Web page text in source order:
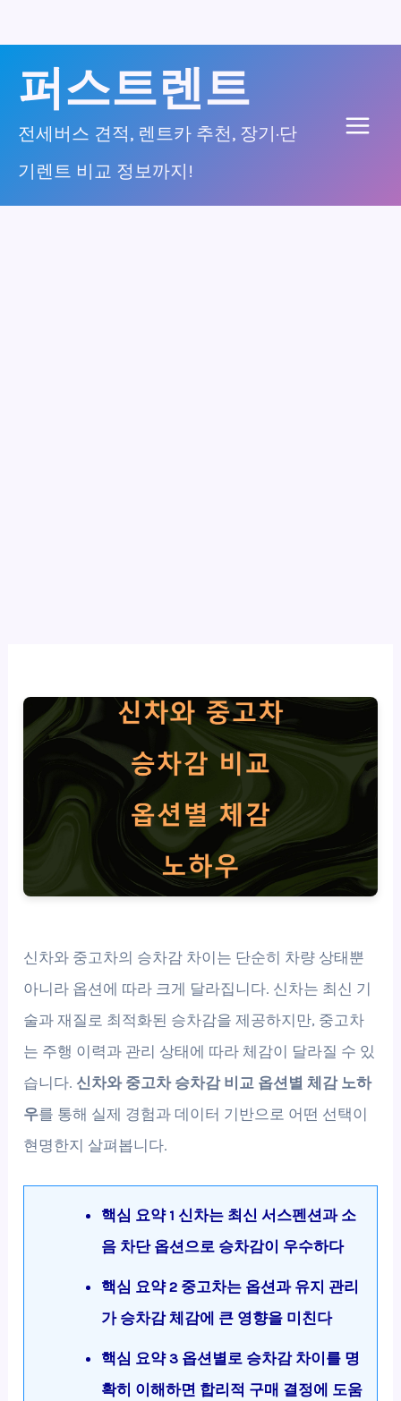
너
퍼스트렌트
전세버스 견적, 렌트카 추천, 장기·단
기렌트 비교 정보까지!
신차와 중고차의 승차감 차이는 단순히 차량 상태뿐
아니라 옵션에 따라 크게 달라집니다. 신차는 최신 기
술과 재질로 최적화된 승차감을 제공하지만, 중고차
는 주행 이력과 관리 상태에 따라 체감이 달라질 수 있
습니다. 신차와 중고차 승차감 비교 옵션별 체감 노하
우를 통해 실제 경험과 데이터 기반으로 어떤 선택이
현명한지 살펴봅니다.
핵심 요약 1 신차는 최신 서스펜션과 소
음 차단 옵션으로 승차감이 우수하다
핵심 요약 2 중고차는 옵션과 유지 관리
가 승차감 체감에 큰 영향을 미친다
핵심 요약 3 옵션별로 승차감 차이를 명
확히 이해하면 합리적 구매 결정에 도움